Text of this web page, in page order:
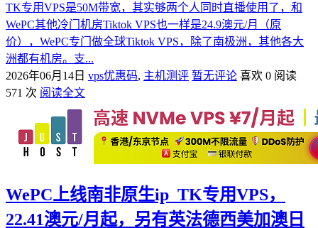
TK专用VPS是50M带宽，其实够两个人同时直播使用了，和
WePC其他冷门机房Tiktok VPS也一样是24.9澳元/月（原
价），WePC专门做全球Tiktok VPS，除了南极洲，其他各大
洲都有机房。支...
2026年06月14日 vps优惠码, 主机测评 暂无评论 喜欢 0 阅读
571 次 阅读全文
WePC上线南非原生ip_TK专用VPS，
22.41澳元/月起，另有英法德西美加澳日